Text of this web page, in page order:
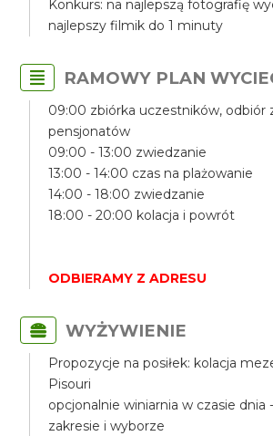
Konkurs: na najlepszą fotografię
najlepszy filmik do 1 minuty
RAMOWY PLAN
09:00 zbiórka uczestników, odbiór
pensjonatów
09:00 - 13:00 zwiedzanie
13:00 - 14:00 czas na plażowanie
14:00 - 18:00 zwiedzanie
18:00 - 20:00 kolacja i powrót
ODBIERAMY Z ADRESU
WYŻYWIENIE
Propozycje na posiłek: kolacja
Pisouri
opcjonalnie winiarnia w czasie dnia
zakresie i wyborze